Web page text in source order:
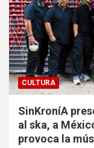
CULTURA
SinKroníA
al ska, a
provoca la